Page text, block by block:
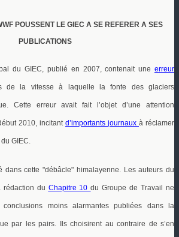
POUSSENT LE GIEC A SE REFERER A SES
PUBLICATIONS
du GIEC, publié en 2007, contenait une erreur
de la vitesse à laquelle la fonte des glaciers
Cette erreur avait fait l’objet d’une attention
2010, incitant d’importants journaux à réclamer
GIEC.
dans cette "débâcle" himalayenne. Les auteurs du
rédaction du Chapitre 10du Groupe de Travail ne
moins alarmantes publiées dans la
par les pairs. Ils choisirent au contraire de s’en